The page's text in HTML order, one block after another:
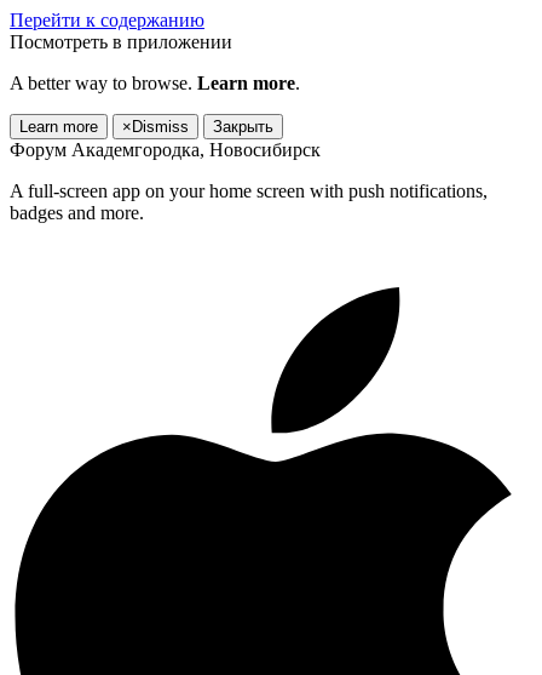
Перейти к содержанию
Посмотреть в приложении
A better way to browse. Learn more.
Learn more × Dismiss Закрыть
Форум Академгородка, Новосибирск
A full-screen app on your home screen with push notifications,
badges and more.